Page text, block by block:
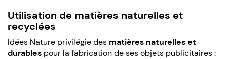
Utilisation de matières naturelles et
recyclées
Idées Nature privilégie des matières naturelles et
durables pour la fabrication de ses objets publicitaires :